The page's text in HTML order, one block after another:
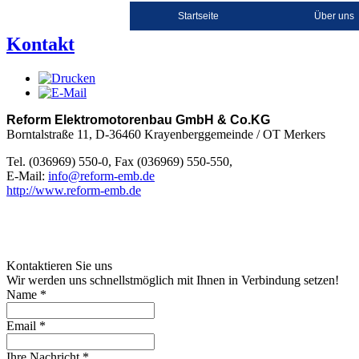
Startseite Über uns
Kontakt
Reform Elektromotorenbau GmbH & Co.KG
Borntalstraße 11, D-36460 Krayenberggemeinde / OT Merkers
Tel. (036969) 550-0, Fax (036969) 550-550,
E-Mail: info@reform-emb.de
http://www.reform-emb.de
Kontaktieren Sie uns
Wir werden uns schnellstmöglich mit Ihnen in Verbindung setzen!
Name *
Email *